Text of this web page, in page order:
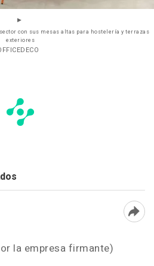
con sus mesas altas para hostelería y terrazas
exteriores
la empresa firmante)